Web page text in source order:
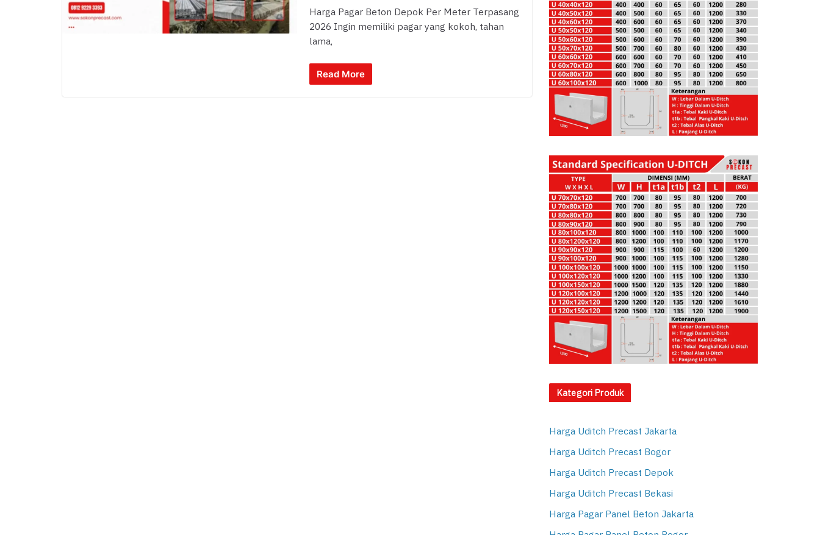
Harga Pagar Beton Depok Per Meter Terpasang
2026 Ingin memiliki pagar yang kokoh, tahan
lama,
Read More
Kategori Produk
Harga Uditch Precast Jakarta
Harga Uditch Precast Bogor
Harga Uditch Precast Depok
Harga Uditch Precast Bekasi
Harga Pagar Panel Beton Jakarta